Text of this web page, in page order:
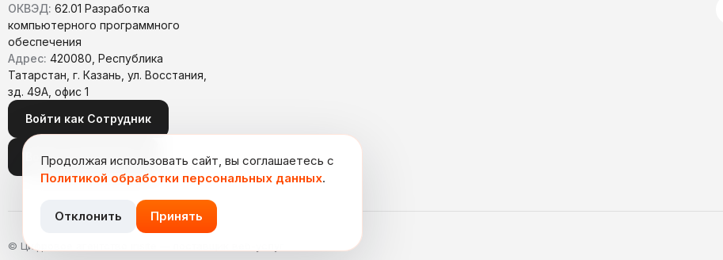
ОКВЭД: 62.01 Разработка
компьютерного программного
обеспечения
Адрес: 420080, Республика
Татарстан, г. Казань, ул. Восстания,
зд. 49А, офис 1
Войти как Сотрудник
Войти как Заказчик
© Цифровое агентство insite — поставщик веб-услуг
Продолжая использовать сайт, вы соглашаетесь с
Политикой обработки персональных данных.
Отклонить Принять